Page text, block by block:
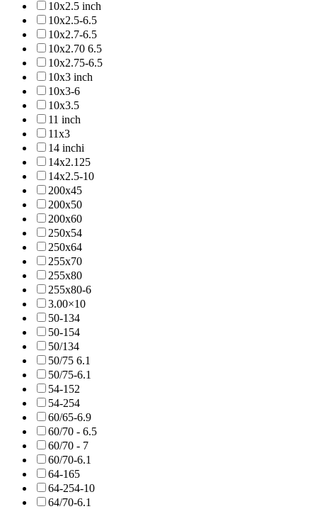
10x2.5 inch
10x2.5-6.5
10x2.7-6.5
10x2.70 6.5
10x2.75-6.5
10x3 inch
10x3-6
10x3.5
11 inch
11x3
14 inchi
14x2.125
14x2.5-10
200x45
200x50
200x60
250x54
250x64
255x70
255x80
255x80-6
3.00×10
50-134
50-154
50/134
50/75 6.1
50/75-6.1
54-152
54-254
60/65-6.9
60/70 - 6.5
60/70 - 7
60/70-6.1
64-165
64-254-10
64/70-6.1